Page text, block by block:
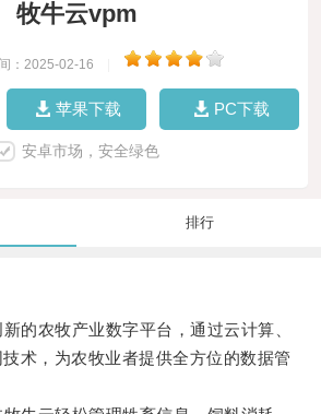
牧牛云vpm
：2025-02-16
苹果下载 PC下载
安卓市场，安全绿色
排行
农牧产业数字平台，通过云计算、
术，为农牧业者提供全方位的数据管